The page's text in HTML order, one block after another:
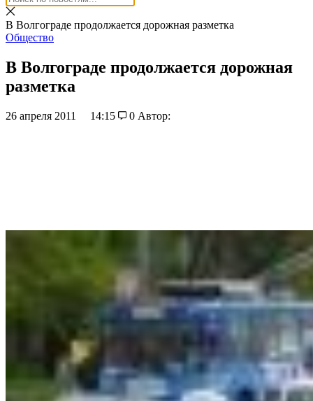
В Волгограде продолжается дорожная разметка
Общество
В Волгограде продолжается дорожная
разметка
26 апреля 2011 14:15 0 Автор: